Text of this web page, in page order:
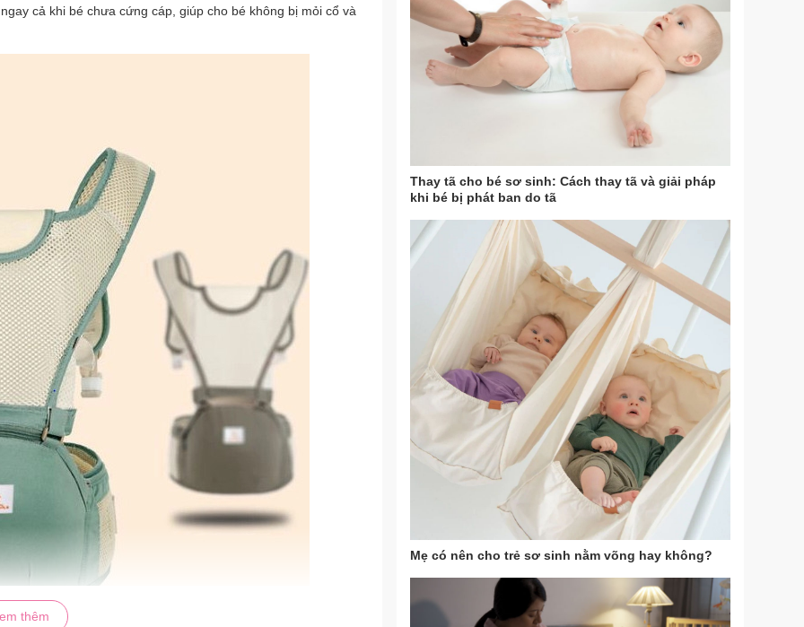
cả khi bé chưa cứng cáp, giúp cho bé không bị mỏi cổ và
thêm
Thay tã cho bé sơ sinh: Cách thay tã và giải pháp
khi bé bị phát ban do tã
Mẹ có nên cho trẻ sơ sinh nằm võng hay không?